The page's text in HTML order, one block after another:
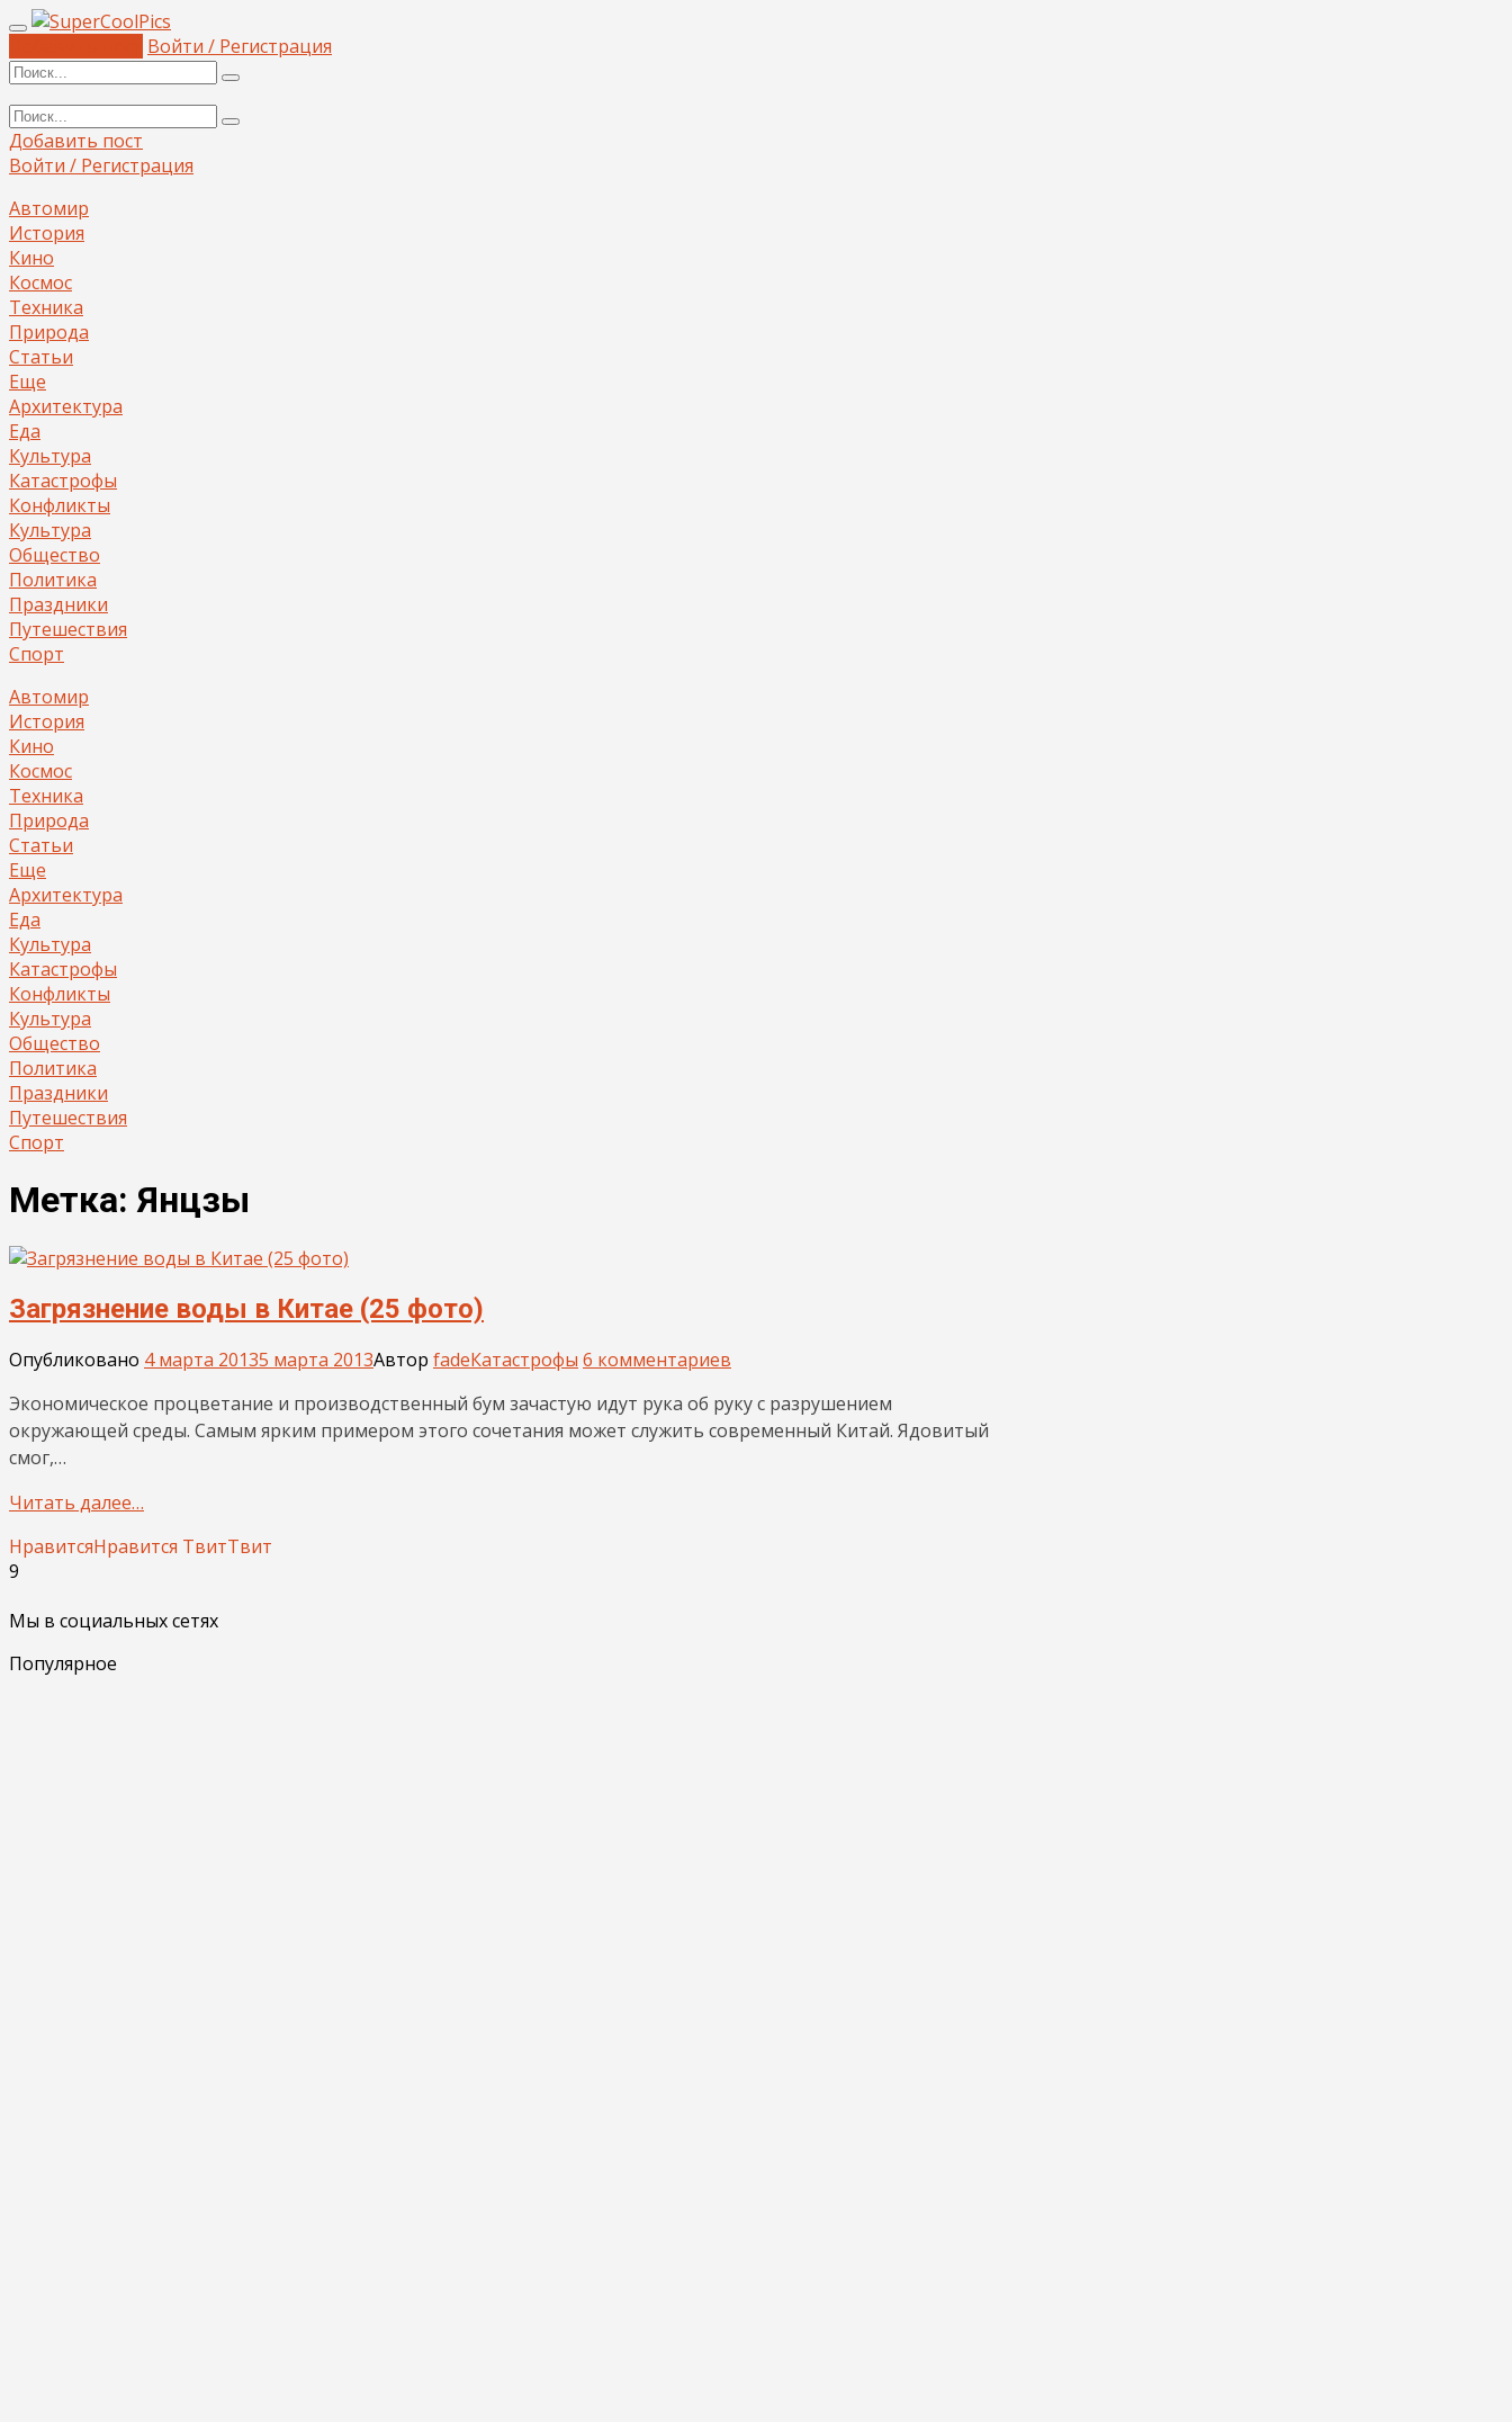
Войти / Регистрация
Добавить пост
Войти / Регистрация
Автомир
История
Кино
Космос
Техника
Природа
Статьи
Еще
Архитектура
Еда
Культура
Катастрофы
Конфликты
Культура
Общество
Политика
Праздники
Путешествия
Спорт
Автомир
История
Кино
Космос
Техника
Природа
Статьи
Еще
Архитектура
Еда
Культура
Катастрофы
Конфликты
Культура
Общество
Политика
Праздники
Путешествия
Спорт
Метка:Янцзы
Загрязнение воды в Китае (25 фото)
Опубликовано 4 марта 20135 марта 2013Автор fadeКатастрофы 6 комментариев
Экономическое процветание и производственный бум зачастую идут рука об руку с разрушением
окружающей среды. Самым ярким примером этого сочетания может служить современный Китай. Ядовитый
смог,…
Читать далее…
НравитсяНравится ТвитТвит
9
Мы в социальных сетях
Популярное